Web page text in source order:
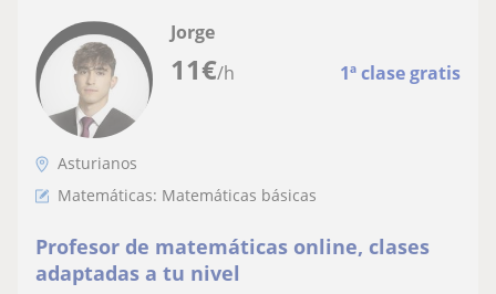
11€/h 1ª clase gratis
Jorge
Asturianos
Matemáticas: Matemáticas básicas
Profesor de matemáticas online, clases
adaptadas a tu nivel